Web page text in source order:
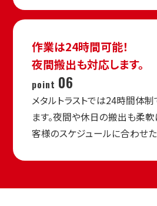
作業は24時間可能！
夜間搬出も対応します。
point 06
メタルトラストでは24時間体
ます。夜間や休日の搬出も柔
客様のスケジュールに合わせ